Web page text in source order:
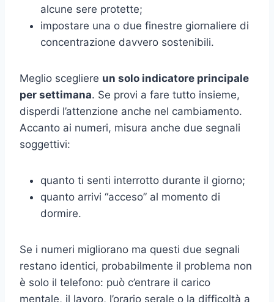
alcune sere protette;
impostare una o due finestre giornaliere di
concentrazione davvero sostenibili.
Meglio scegliere un solo indicatore principale
per settimana. Se provi a fare tutto insieme,
disperdi l’attenzione anche nel cambiamento.
Accanto ai numeri, misura anche due segnali
soggettivi:
quanto ti senti interrotto durante il giorno;
quanto arrivi “acceso” al momento di
dormire.
Se i numeri migliorano ma questi due segnali
restano identici, probabilmente il problema non
è solo il telefono: può c’entrare il carico
mentale, il lavoro, l’orario serale o la difficoltà a